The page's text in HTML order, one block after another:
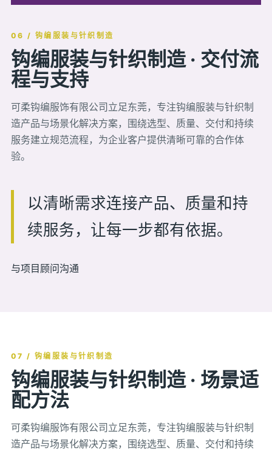
06 / 钩编服装与针织制造
钩编服装与针织制造 · 交付流
程与支持
可柔钩编服饰有限公司立足东莞，专注钩编服装与针织制
造产品与场景化解决方案，围绕选型、质量、交付和持续
服务建立规范流程，为企业客户提供清晰可靠的合作体
验。
以清晰需求连接产品、质量和持
续服务，让每一步都有依据。
与项目顾问沟通
07 / 钩编服装与针织制造
钩编服装与针织制造 · 场景适
配方法
可柔钩编服饰有限公司立足东莞，专注钩编服装与针织制
造产品与场景化解决方案，围绕选型、质量、交付和持续